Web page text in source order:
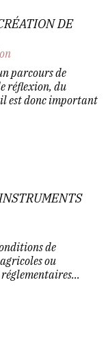
DE
parcours de
réflexion, du
il est donc important
de
ou